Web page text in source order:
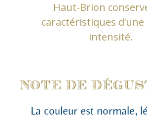
Haut-Brion
caractéristiques
intensité.
NOTE DE
La couleur est normale,